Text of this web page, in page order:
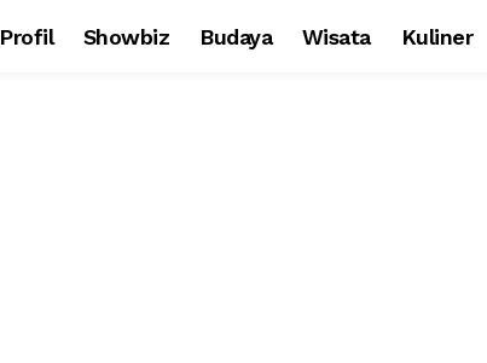
Profil Showbiz Budaya Wisata Kuliner